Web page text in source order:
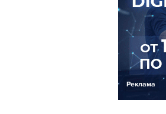
Реклама